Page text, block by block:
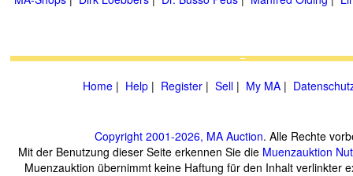
Home | Help | Register | Sell | My MA |
Copyright 2001-2026, MA Auction. Alle Rechte
Mit der Benutzung dieser Seite erkennen Sie die Muenzauktion
Muenzauktion übernimmt keine Haftung für den Inhalt verlinkter